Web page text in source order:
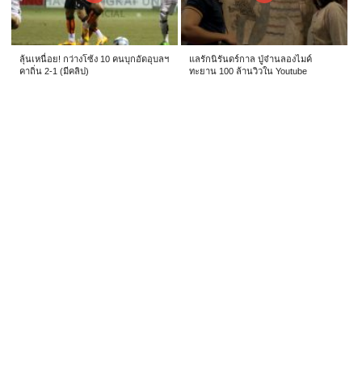
ลุ้นเหนื่อย! กว่างโซ้ง 10 คนบุกอัดอุบลฯ
คาถิ่น 2-1 (มีคลิป)
แลรักนิรันดร์กาล ปู่จ๋านลองไมค์
ทะยาน 100 ล้านวิวใน Youtube